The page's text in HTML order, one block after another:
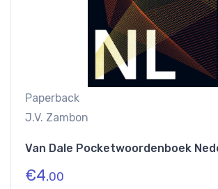
Paperback
J.V. Zambon
Van Dale Pocketwoordenboek
€4,00